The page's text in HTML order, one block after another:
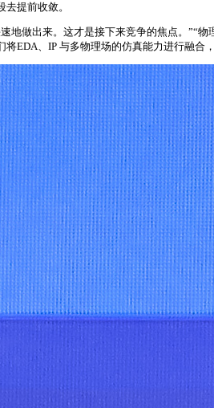
提前收敛。
做出来。这才是接下来竞争的焦点。”“
EDA、IP 与多物理场的仿真能力进行融合